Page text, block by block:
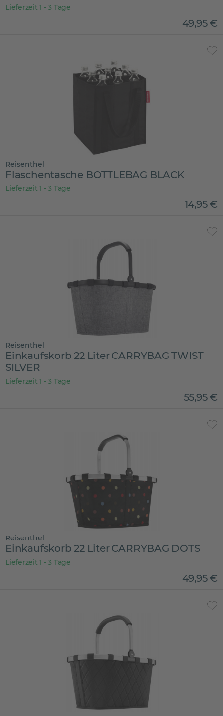
Lieferzeit 1 - 3 Tage
49,95€
Reisenthel
Flaschentasche BOTTLEBAG BLACK
Lieferzeit 1 - 3 Tage
14,95€
Reisenthel
Einkaufskorb 22 Liter CARRYBAG TWIST
SILVER
Lieferzeit 1 - 3 Tage
55,95€
Reisenthel
Einkaufskorb 22 Liter CARRYBAG DOTS
Lieferzeit 1 - 3 Tage
49,95€